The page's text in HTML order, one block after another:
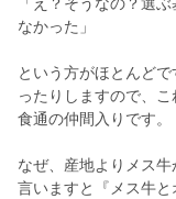
なかった」
という方がほとんど
ったりしますので、
食通の仲間入りです。
なぜ、産地よりメス
言いますと『メス牛と